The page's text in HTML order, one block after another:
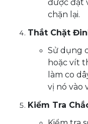
được đặt
chặn lại.
Thắt Chặt
Sử dụng
hoặc vít
làm co
vị nó vào
Kiểm Tra